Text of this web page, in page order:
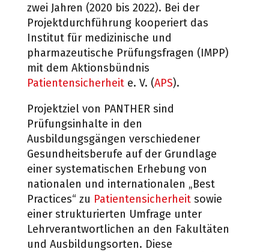
zwei Jahren (2020 bis 2022). Bei der
Projektdurchführung kooperiert das
Institut für medizinische und
pharmazeutische Prüfungsfragen (IMPP)
mit dem Aktionsbündnis
Patientensicherheite. V. (APS).
Projektziel von PANTHER sind
Prüfungsinhalte in den
Ausbildungsgängen verschiedener
Gesundheitsberufe auf der Grundlage
einer systematischen Erhebung von
nationalen und internationalen „Best
Practices“ zu Patientensicherheitsowie
einer strukturierten Umfrage unter
Lehrverantwortlichen an den Fakultäten
und Ausbildungsorten. Diese